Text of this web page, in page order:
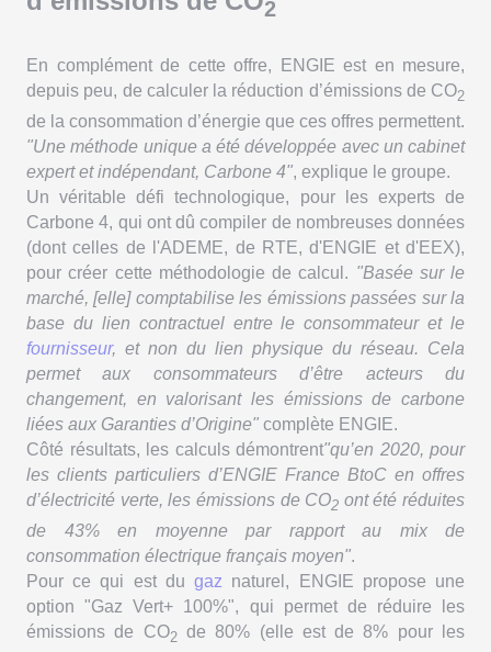
2
En complément de cette offre, ENGIE est en mesure,
depuis peu, de calculer la réduction d’émissions de CO2
de la consommation d’énergie que ces offres permettent.
"Une méthode unique a été développée avec un cabinet
expert et indépendant, Carbone 4", explique le groupe.
Un véritable défi technologique, pour les experts de
Carbone 4, qui ont dû compiler de nombreuses données
(dont celles de l'ADEME, de RTE, d'ENGIE et d'EEX),
pour créer cette méthodologie de calcul. "Basée sur le
marché, [elle] comptabilise les émissions passées sur la
base du lien contractuel entre le consommateur et le
fournisseur, et non du lien physique du réseau. Cela
permet aux consommateurs d’être acteurs du
changement, en valorisant les émissions de carbone
liées aux Garanties d’Origine" complète ENGIE.
Côté résultats, les calculs démontrent"qu’en 2020, pour
les clients particuliers d’ENGIE France BtoC en offres
d’électricité verte, les émissions de CO2 ont été réduites
de 43%en moyenne par rapport au mix de
consommation électrique français moyen".
Pour ce qui est dugaz naturel, ENGIE propose une
option "Gaz Vert+ 100%", qui permet de réduire les
émissions de CO2de 80% (elle est de 8% pour les